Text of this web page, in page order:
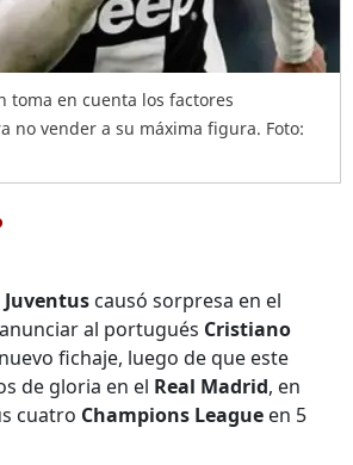
toma en cuenta los factores
no vender a su máxima figura. Foto:
Juventus causó sorpresa en el
al portugués Cristiano
fichaje, luego de que este
de gloria en el Real Madrid, en
cuatro Champions League en 5